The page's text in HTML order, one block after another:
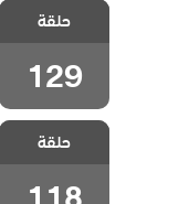
يدي مدبلج
الحلقة 129
حلقة
129
مسلسل لا تترك
يدي مدبلج
الحلقة 118
حلقة